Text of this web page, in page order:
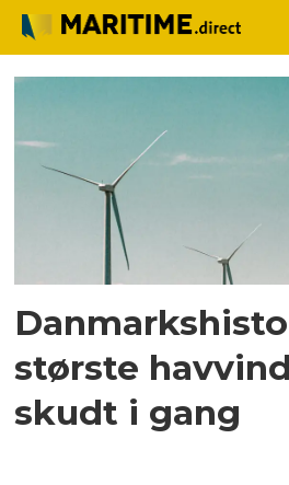
Tag:
klima-
energi-
største
skudt i gang